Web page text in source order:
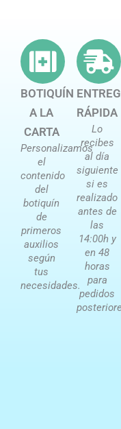
BOTIQUÍN
A LA
CARTA
Personalizamos
el
contenido
del
botiquín
de
primeros
auxilios
según
tus
necesidades.
RÁPIDA
Lo
recibes
al día
siguiente
si es
realizado
antes de
las
14:00h y
en 48
horas
para
pedidos